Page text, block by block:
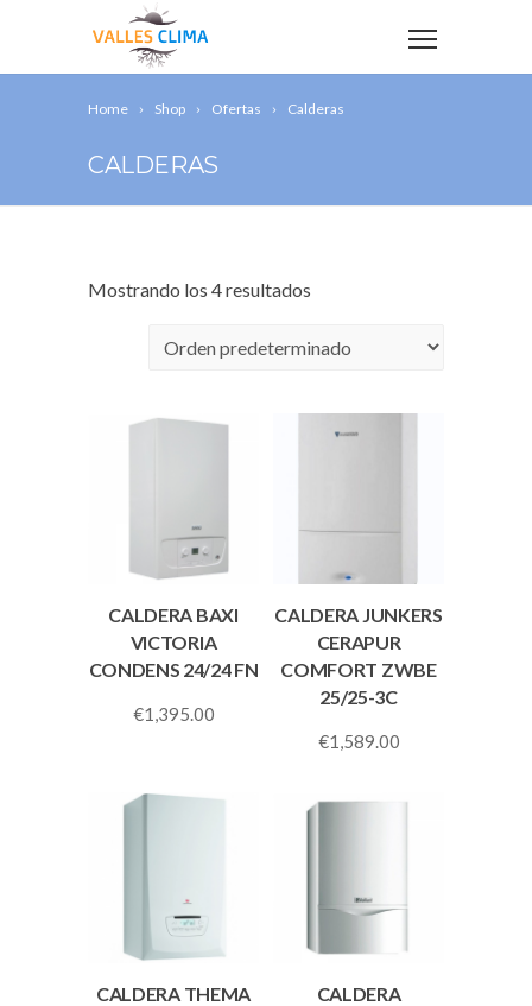
Home Shop Ofertas Calderas
CALDERAS
Mostrando los 4 resultados
CALDERA BAXI
VICTORIA
CONDENS 24/24 FN
€1,395.00
CALDERA JUNKERS
CERAPUR
COMFORT ZWBE
25/25-3C
€1,589.00
CALDERA THEMA
CALDERA